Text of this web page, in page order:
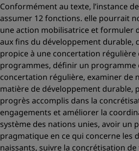
Conformément au texte, l’instance
assumer 12 fonctions. elle pourrait
une action mobilisatrice et formuler
aux fins du développement durable,
propice à une concertation
programmes, définir un programme
concertation régulière, examiner de
matière de développement durable,
progrès accomplis dans la
engagements et améliorer la
système des nations unies, avoir un
pragmatique en ce qui concerne les
naissants, suivre la concrétisation de